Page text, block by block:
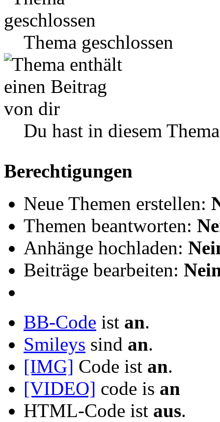
Thema geschlossen
Du hast in diesem
Berechtigungen
Neue Themen erstellen:
Themen beantworten:
Anhänge hochladen:
Beiträge bearbeiten:
BB-Code ist an.
Smileys sind an.
[IMG] Code ist an.
[VIDEO] code is an
HTML-Code ist aus.